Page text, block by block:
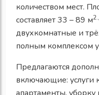
количеством мест.
составляет 33 – 89 м2.,
двухкомнатные и
полным комплексом
Предлагаются
включающие: услуги